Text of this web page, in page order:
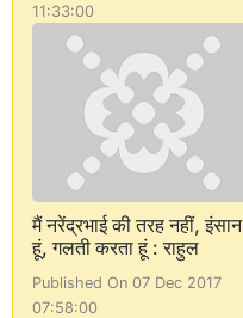
11:33:00
मैं नरेंद्रभाई की तरह नहीं, इंसान
हूं, गलती करता हूं : राहुल
Published On 07 Dec 2017
07:58:00